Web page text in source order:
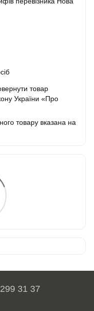
товар
України «Про
товару вказана на
31 37